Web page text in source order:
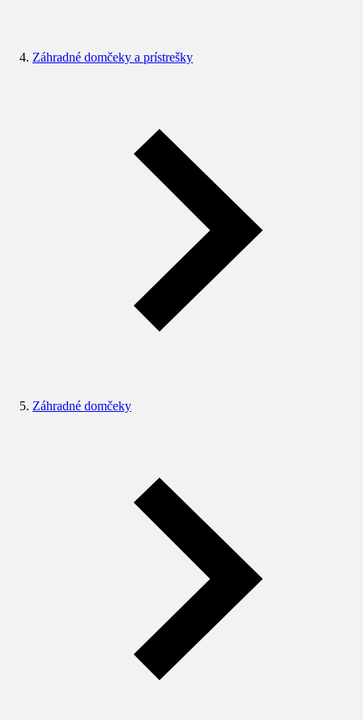
Záhradné domčeky a prístrešky
Záhradné domčeky